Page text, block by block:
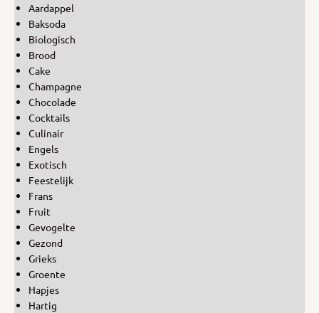
Aardappel
Baksoda
Biologisch
Brood
Cake
Champagne
Chocolade
Cocktails
Culinair
Engels
Exotisch
Feestelijk
Frans
Fruit
Gevogelte
Gezond
Grieks
Groente
Hapjes
Hartig